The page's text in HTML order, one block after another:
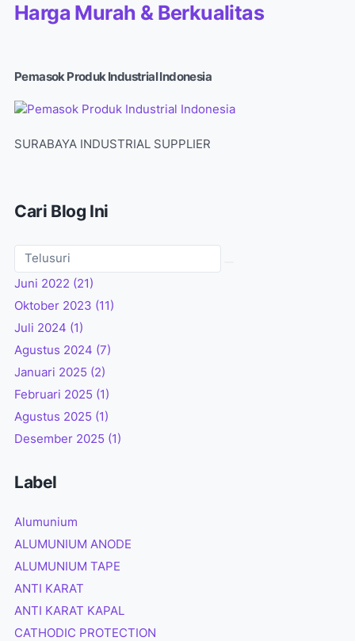
Harga Murah & Berkualitas
Pemasok Produk Industrial Indonesia
SURABAYA INDUSTRIAL SUPPLIER
Cari Blog Ini
Juni 2022 (21)
Oktober 2023 (11)
Juli 2024 (1)
Agustus 2024 (7)
Januari 2025 (2)
Februari 2025 (1)
Agustus 2025 (1)
Desember 2025 (1)
Label
Alumunium
ALUMUNIUM ANODE
ALUMUNIUM TAPE
ANTI KARAT
ANTI KARAT KAPAL
CATHODIC PROTECTION